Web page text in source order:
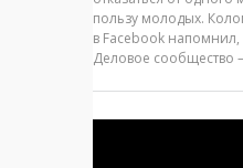
пользу молодых.
в Facebook напомнил,
Деловое сообщество